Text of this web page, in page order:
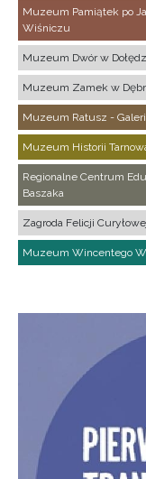
Muzeum Pamiątek po
Wiśniczu
Muzeum Dwór w
Muzeum Zamek w
Muzeum Ratusz -
Muzeum Historii
Regionalne Centrum
Baszaka
Zagroda Felicji
Muzeum Wincentego